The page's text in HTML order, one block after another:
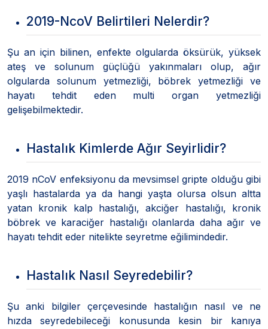
2019-NcoV Belirtileri Nelerdir?
Şu an için bilinen, enfekte olgularda öksürük, yüksek
ateş ve solunum güçlüğü yakınmaları olup, ağır
olgularda solunum yetmezliği, böbrek yetmezliği ve
hayatı tehdit eden multi organ yetmezliği
gelişebilmektedir.
Hastalık Kimlerde Ağır Seyirlidir?
2019 nCoV enfeksiyonu da mevsimsel gripte olduğu gibi
yaşlı hastalarda ya da hangi yaşta olursa olsun altta
yatan kronik kalp hastalığı, akciğer hastalığı, kronik
böbrek ve karaciğer hastalığı olanlarda daha ağır ve
hayatı tehdit eder nitelikte seyretme eğilimindedir.
Hastalık Nasıl Seyredebilir?
Şu anki bilgiler çerçevesinde hastalığın nasıl ve ne
hızda seyredebileceği konusunda kesin bir kanıya